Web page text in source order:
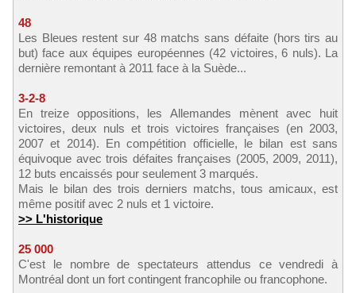
48
Les Bleues restent sur 48 matchs sans défaite (hors tirs au
but) face aux équipes européennes (42 victoires, 6 nuls). La
dernière remontant à 2011 face à la Suède...
3-2-8
En treize oppositions, les Allemandes mènent avec huit
victoires, deux nuls et trois victoires françaises (en 2003,
2007 et 2014). En compétition officielle, le bilan est sans
équivoque avec trois défaites françaises (2005, 2009, 2011),
12 buts encaissés pour seulement 3 marqués.
Mais le bilan des trois derniers matchs, tous amicaux, est
même positif avec 2 nuls et 1 victoire.
>> L'historique
25 000
C'est le nombre de spectateurs attendus ce vendredi à
Montréal dont un fort contingent francophile ou francophone.